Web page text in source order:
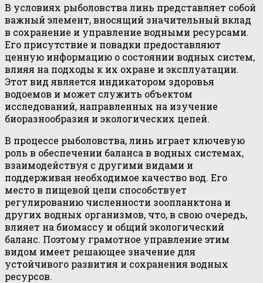
В условиях рыболовства линь представляет собой
важный элемент, вносящий значительный вклад
в сохранение и управление водными ресурсами.
Его присутствие и повадки предоставляют
ценную информацию о состоянии водных систем,
влияя на подходы к их охране и эксплуатации.
Этот вид является индикатором здоровья
водоемов и может служить объектом
исследований, направленных на изучение
биоразнообразия и экологических цепей.
В процессе рыболовства, линь играет ключевую
роль в обеспечении баланса в водных системах,
взаимодействуя с другими видами и
поддерживая необходимое качество вод. Его
место в пищевой цепи способствует
регулированию численности зоопланктона и
других водных организмов, что, в свою очередь,
влияет на биомассу и общий экологический
баланс. Поэтому грамотное управление этим
видом имеет решающее значение для
устойчивого развития и сохранения водных
ресурсов.